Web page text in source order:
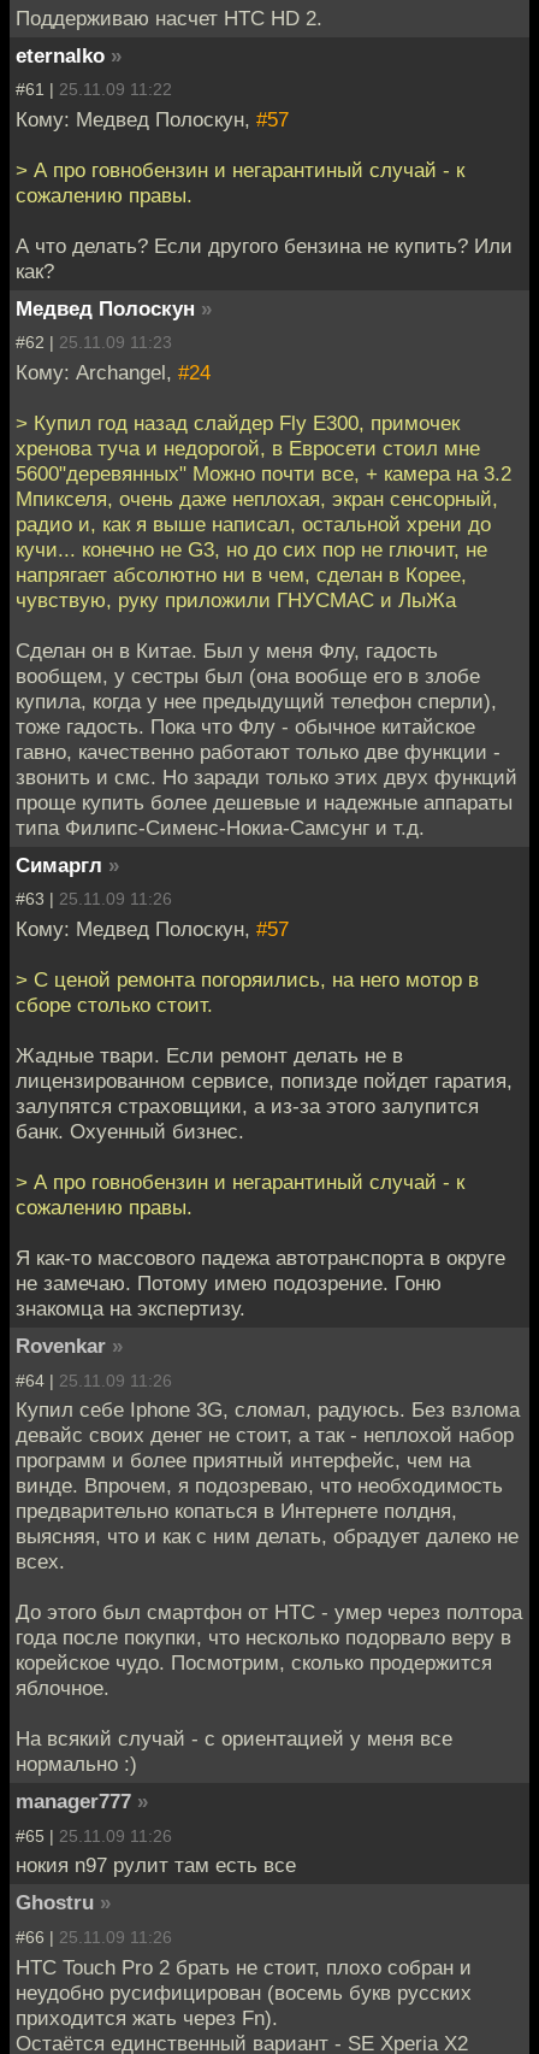
Поддерживаю насчет HTC HD 2.
eternalko »
#61 | 25.11.09 11:22
Кому: Медвед Полоскун, #57
> А про говнобензин и негарантиный случай - к
сожалению правы.
А что делать? Если другого бензина не купить? Или
как?
Медвед Полоскун »
#62 | 25.11.09 11:23
Кому: Archangel, #24
> Купил год назад слайдер Fly E300, примочек
хренова туча и недорогой, в Евросети стоил мне
5600"деревянных" Можно почти все, + камера на 3.2
Мпикселя, очень даже неплохая, экран сенсорный,
радио и, как я выше написал, остальной хрени до
кучи... конечно не G3, но до сих пор не глючит, не
напрягает абсолютно ни в чем, сделан в Корее,
чувствую, руку приложили ГНУСМАС и ЛыЖа
Сделан он в Китае. Был у меня Флу, гадость
вообщем, у сестры был (она вообще его в злобе
купила, когда у нее предыдущий телефон сперли),
тоже гадость. Пока что Флу - обычное китайское
гавно, качественно работают только две функции -
звонить и смс. Но заради только этих двух функций
проще купить более дешевые и надежные аппараты
типа Филипс-Сименс-Нокиа-Самсунг и т.д.
Симаргл »
#63 | 25.11.09 11:26
Кому: Медвед Полоскун, #57
> С ценой ремонта погоряились, на него мотор в
сборе столько стоит.
Жадные твари. Если ремонт делать не в
лицензированном сервисе, попизде пойдет гаратия,
залупятся страховщики, а из-за этого залупится
банк. Охуенный бизнес.
> А про говнобензин и негарантиный случай - к
сожалению правы.
Я как-то массового падежа автотранспорта в округе
не замечаю. Потому имею подозрение. Гоню
знакомца на экспертизу.
Rovenkar »
#64 | 25.11.09 11:26
Купил себе Iphone 3G, сломал, радуюсь. Без взлома
девайс своих денег не стоит, а так - неплохой набор
программ и более приятный интерфейс, чем на
винде. Впрочем, я подозреваю, что необходимость
предварительно копаться в Интернете полдня,
выясняя, что и как с ним делать, обрадует далеко не
всех.
До этого был смартфон от HTC - умер через полтора
года после покупки, что несколько подорвало веру в
корейское чудо. Посмотрим, сколько продержится
яблочное.
На всякий случай - с ориентацией у меня все
нормально :)
manager777 »
#65 | 25.11.09 11:26
нокия n97 рулит там есть все
Ghostru »
#66 | 25.11.09 11:26
HTC Touch Pro 2 брать не стоит, плохо собран и
неудобно русифицирован (восемь букв русских
приходится жать через Fn).
Остаётся единственный вариант - SE Xperia X2